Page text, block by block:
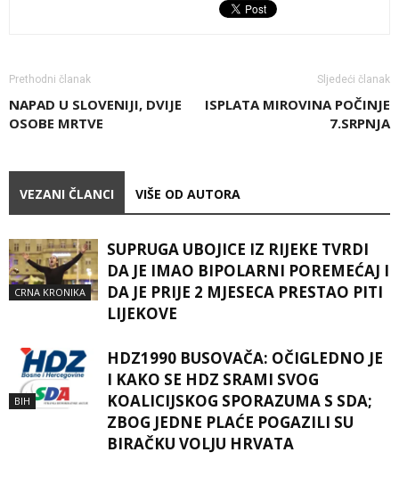
Prethodni članak
NAPAD U SLOVENIJI, DVIJE
OSOBE MRTVE
Sljedeći članak
ISPLATA MIROVINA POČINJE
7.SRPNJA
VEZANI ČLANCI VIŠE OD AUTORA
CRNA KRONIKA
SUPRUGA UBOJICE IZ RIJEKE TVRDI
DA JE IMAO BIPOLARNI POREMEĆAJ I
DA JE PRIJE 2 MJESECA PRESTAO PITI
LIJEKOVE
BIH
HDZ1990 BUSOVAČA: OČIGLEDNO JE
I KAKO SE HDZ SRAMI SVOG
KOALICIJSKOG SPORAZUMA S SDA;
ZBOG JEDNE PLAĆE POGAZILI SU
BIRAČKU VOLJU HRVATA